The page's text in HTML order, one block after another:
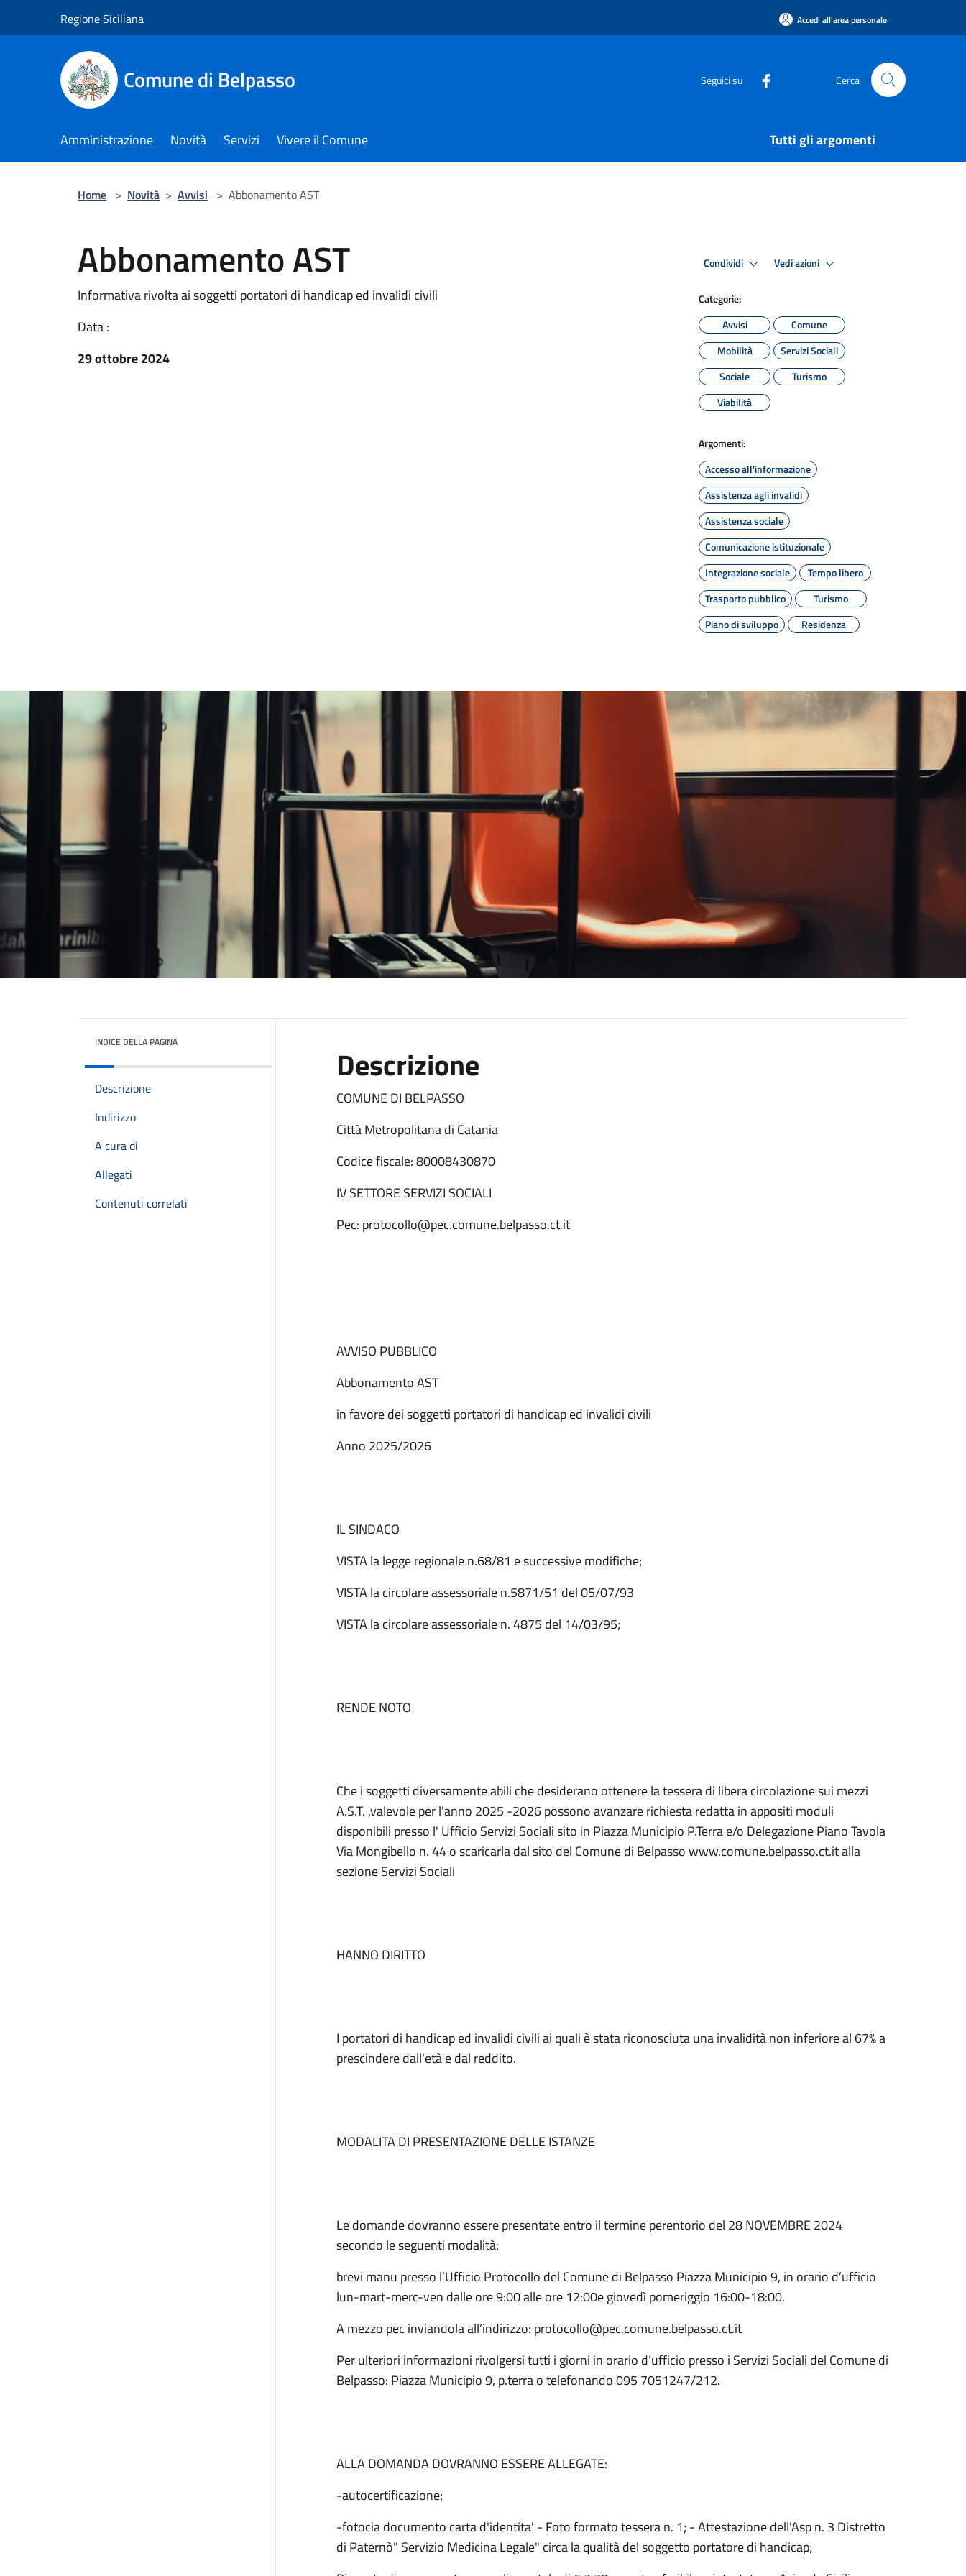
Regione Siciliana Accedi all'area personale
Comune di Belpasso Seguici su Cerca
Amministrazione Novità Servizi Vivere il Comune Tutti gli argomenti
Home > Novità > Avvisi > Abbonamento AST
Abbonamento AST
Informativa rivolta ai soggetti portatori di handicap ed invalidi civili
Data :
29 ottobre 2024
Condividi Vedi azioni
Categorie:
Avvisi
Comune
Mobilità
Servizi Sociali
Sociale
Turismo
Viabilità
Argomenti:
Accesso all'informazione
Assistenza agli invalidi
Assistenza sociale
Comunicazione istituzionale
Integrazione sociale
Tempo libero
Trasporto pubblico
Turismo
Piano di sviluppo
Residenza
INDICE DELLA PAGINA
Descrizione
Indirizzo
A cura di
Allegati
Contenuti correlati
Descrizione
COMUNE DI BELPASSO
Città Metropolitana di Catania
Codice fiscale: 80008430870
IV SETTORE SERVIZI SOCIALI
Pec: protocollo@pec.comune.belpasso.ct.it
AVVISO PUBBLICO
Abbonamento AST
in favore dei soggetti portatori di handicap ed invalidi civili
Anno 2025/2026
IL SINDACO
VISTA la legge regionale n.68/81 e successive modifiche;
VISTA la circolare assessoriale n.5871/51 del 05/07/93
VISTA la circolare assessoriale n. 4875 del 14/03/95;
RENDE NOTO
Che i soggetti diversamente abili che desiderano ottenere la tessera di libera circolazione sui mezzi
A.S.T. ,valevole per l'anno 2025 -2026 possono avanzare richiesta redatta in appositi moduli
disponibili presso l' Ufficio Servizi Sociali sito in Piazza Municipio P.Terra e/o Delegazione Piano Tavola
Via Mongibello n. 44 o scaricarla dal sito del Comune di Belpasso www.comune.belpasso.ct.it alla
sezione Servizi Sociali
HANNO DIRITTO
I portatori di handicap ed invalidi civili ai quali è stata riconosciuta una invalidità non inferiore al 67% a
prescindere dall'età e dal reddito.
MODALITA DI PRESENTAZIONE DELLE ISTANZE
Le domande dovranno essere presentate entro il termine perentorio del 28 NOVEMBRE 2024
secondo le seguenti modalità:
brevi manu presso l’Ufficio Protocollo del Comune di Belpasso Piazza Municipio 9, in orario d’ufficio
lun-mart-merc-ven dalle ore 9:00 alle ore 12:00e giovedì pomeriggio 16:00-18:00.
A mezzo pec inviandola all’indirizzo: protocollo@pec.comune.belpasso.ct.it
Per ulteriori informazioni rivolgersi tutti i giorni in orario d’ufficio presso i Servizi Sociali del Comune di
Belpasso: Piazza Municipio 9, p.terra o telefonando 095 7051247/212.
ALLA DOMANDA DOVRANNO ESSERE ALLEGATE:
-autocertificazione;
-fotocia documento carta d'identita' - Foto formato tessera n. 1; - Attestazione dell'Asp n. 3 Distretto
di Paternò" Servizio Medicina Legale" circa la qualità del soggetto portatore di handicap;